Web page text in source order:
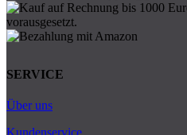
SERVICE
Über uns
Kundenservice